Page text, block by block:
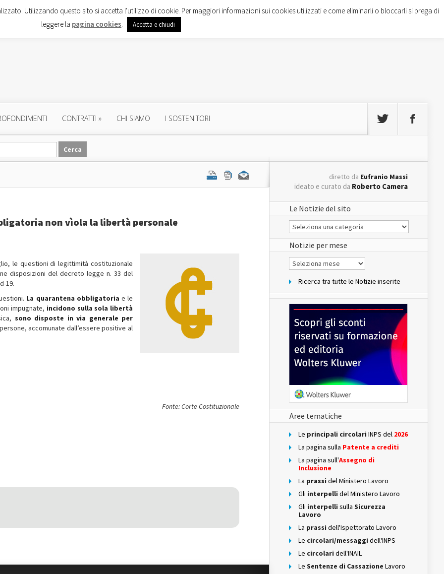
CONTRATTI » CHI SIAMO I SOSTENITORI
non vìola la libertà personale
le questioni di legittimità costituzionale
disposizioni del decreto legge n. 33 del
19.
La quarantena obbligatoria e le
impugnate, incidono sulla sola libertà
sono disposte in via generale per
accomunate dall’essere positive al
Fonte: Corte Costituzionale
diretto da Eufranio Massi
ideato e curato da Roberto Camera
Le Notizie del sito
Le
Notizie
del
sito
Notizie per mese
Notizie
per
Ricerca tra tutte le Notizie inserite
Aree tematiche
Le principali circolari INPS del 2026
La pagina sulla Patente a crediti
La pagina sull'Assegno di
Inclusione
La prassi del Ministero Lavoro
Gli interpelli del Ministero Lavoro
Gli interpelli sulla Sicurezza
Lavoro
La prassi dell'Ispettorato Lavoro
Le circolari/messaggi dell'INPS
Le circolari dell'INAIL
Le Sentenze di Cassazione Lavoro
Utilizzando questo sito si accetta l'utilizzo di cookie. Per maggiori informazioni sui cookies utilizzati e come eliminarli o bloccarli si prega di
leggere la pagina cookies. Accetta e chiudi